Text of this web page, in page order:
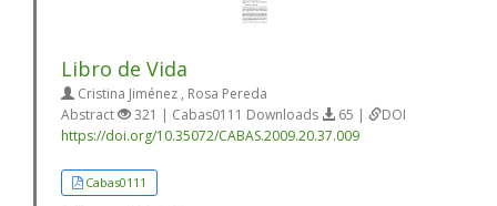
Libro de Vida
Cristina Jiménez , Rosa Pereda
Abstract
321 | Cabas0111 Downloads 65 |
DOI
https://doi.org/10.35072/CABAS.2009.20.37.009
Cabas0111